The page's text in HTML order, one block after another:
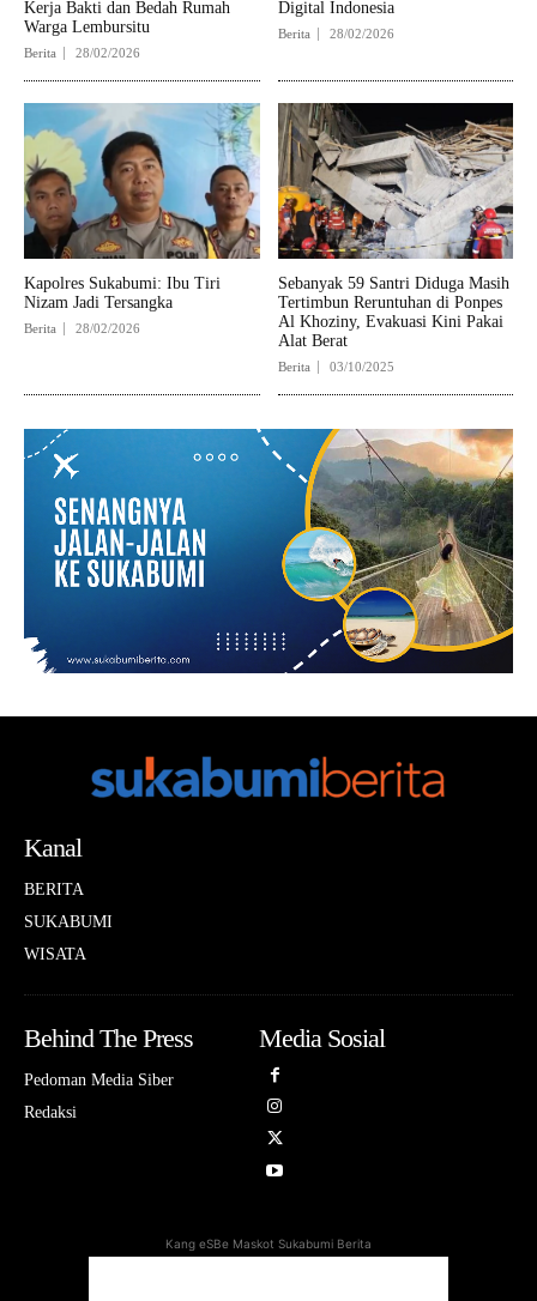
Kerja Bakti dan Bedah Rumah
Warga Lembursitu
Berita 28/02/2026
Digital Indonesia
Berita 28/02/2026
Kapolres Sukabumi: Ibu Tiri
Nizam Jadi Tersangka
Berita 28/02/2026
Sebanyak 59 Santri Diduga Masih
Tertimbun Reruntuhan di Ponpes
Al Khoziny, Evakuasi Kini Pakai
Alat Berat
Berita 03/10/2025
Kanal
BERITA
SUKABUMI
WISATA
Behind The Press
Pedoman Media Siber
Redaksi
Media Sosial
Kang eSBe Maskot Sukabumi Berita